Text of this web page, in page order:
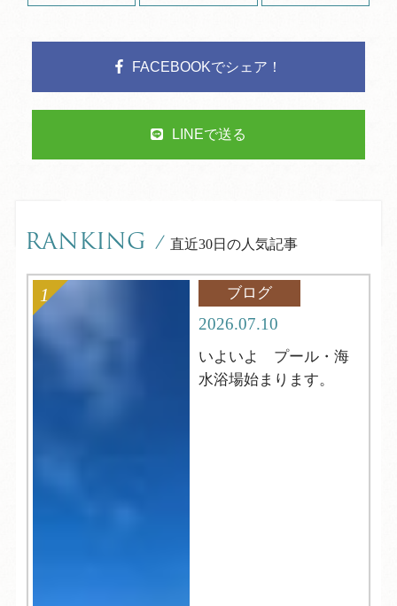
FACEBOOKでシェア！
LINEで送る
RANKING / 直近30日の人気記事
ブログ
2026.07.10
いよいよ プール・海
水浴場始まります。